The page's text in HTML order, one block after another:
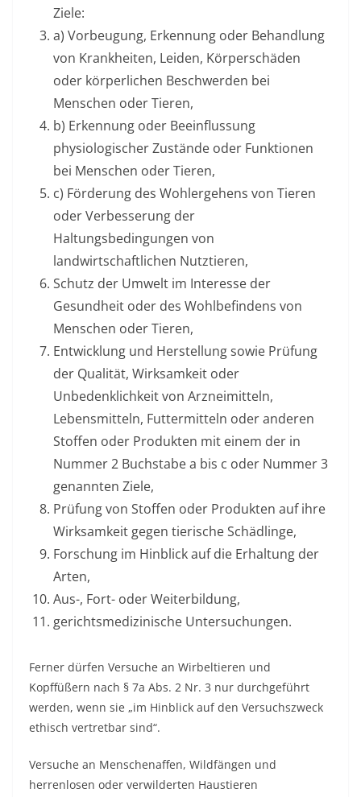
Ziele:
a) Vorbeugung, Erkennung oder Behandlung
von Krankheiten, Leiden, Körperschäden
oder körperlichen Beschwerden bei
Menschen oder Tieren,
b) Erkennung oder Beeinflussung
physiologischer Zustände oder Funktionen
bei Menschen oder Tieren,
c) Förderung des Wohlergehens von Tieren
oder Verbesserung der
Haltungsbedingungen von
landwirtschaftlichen Nutztieren,
Schutz der Umwelt im Interesse der
Gesundheit oder des Wohlbefindens von
Menschen oder Tieren,
Entwicklung und Herstellung sowie Prüfung
der Qualität, Wirksamkeit oder
Unbedenklichkeit von Arzneimitteln,
Lebensmitteln, Futtermitteln oder anderen
Stoffen oder Produkten mit einem der in
Nummer 2 Buchstabe a bis c oder Nummer 3
genannten Ziele,
Prüfung von Stoffen oder Produkten auf ihre
Wirksamkeit gegen tierische Schädlinge,
Forschung im Hinblick auf die Erhaltung der
Arten,
Aus-, Fort- oder Weiterbildung,
gerichtsmedizinische Untersuchungen.
Ferner dürfen Versuche an Wirbeltieren und
Kopffüßern nach § 7a Abs. 2 Nr. 3 nur durchgeführt
werden, wenn sie „im Hinblick auf den Versuchszweck
ethisch vertretbar sind“.
Versuche an Menschenaffen, Wildfängen und
herrenlosen oder verwilderten Haustieren